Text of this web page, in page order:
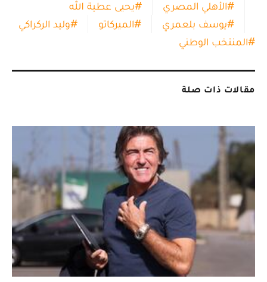
#الأهلي المصري #يحيى عطية الله
#يوسف بلعمري